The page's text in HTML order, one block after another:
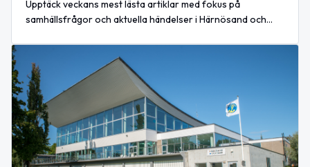
Upptäck veckans mest lästa artiklar med fokus på
samhällsfrågor och aktuella händelser i Härnösand och